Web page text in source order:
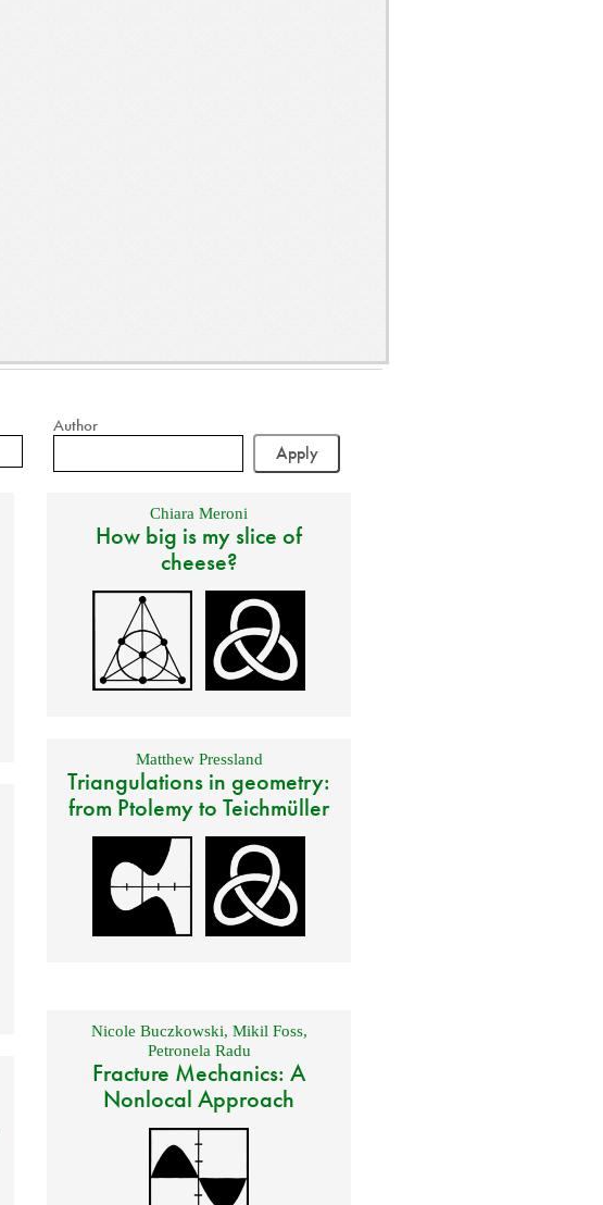
Author
Chiara Meroni
How big is my slice of
cheese?
Matthew Pressland
Triangulations in geometry:
from Ptolemy to Teichmüller
Nicole Buczkowski, Mikil Foss,
Petronela Radu
Fracture Mechanics: A
Nonlocal Approach